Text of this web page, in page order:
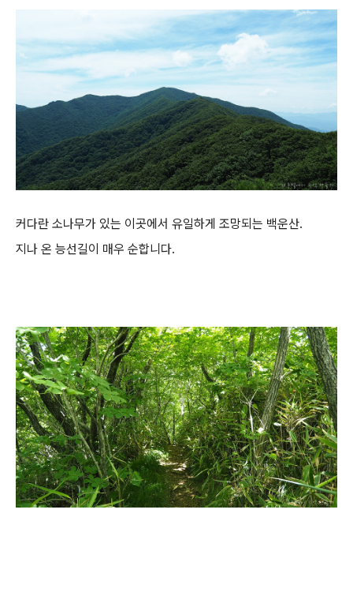
커다란 소나무가 있는 이곳에서 유일하게 조망되는 백운산.
지나 온 능선길이 매우 순합니다.